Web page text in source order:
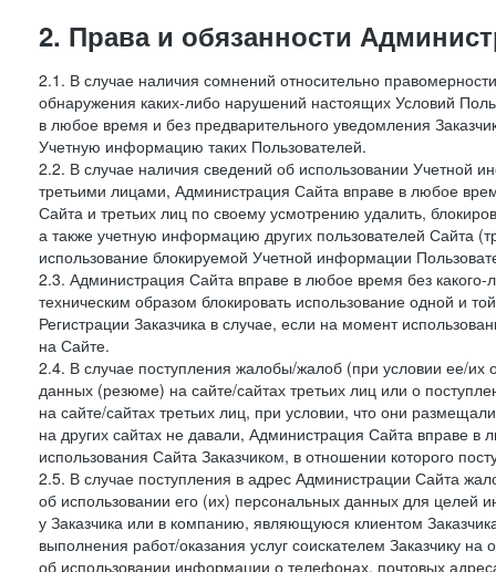
2. Права и обязанности
2.1. В случае наличия сомнений относительно
обнаружения каких-либо нарушений настоящих Условий
в любое время и без предварительного уведомления
Учетную информацию таких Пользователей.
2.2. В случае наличия сведений об использовании Учетной
третьими лицами, Администрация Сайта вправе в любое
Сайта и третьих лиц по своему усмотрению удалить,
а также учетную информацию других пользователей Сайта
использование блокируемой Учетной информации
2.3. Администрация Сайта вправе в любое время без
техническим образом блокировать использование одной и
Регистрации Заказчика в случае, если на момент
на Сайте.
2.4. В случае поступления жалобы/жалоб (при условии ее/их
данных (резюме) на сайте/сайтах третьих лиц или о
на сайте/сайтах третьих лиц, при условии, что они
на других сайтах не давали, Администрация Сайта вправе в
использования Сайта Заказчиком, в отношении которого
2.5. В случае поступления в адрес Администрации Сайта
об использовании его (их) персональных данных для целей
у Заказчика или в компанию, являющуюся клиентом
выполнения работ/оказания услуг соискателем Заказчику
об использовании информации о телефонах, почтовых